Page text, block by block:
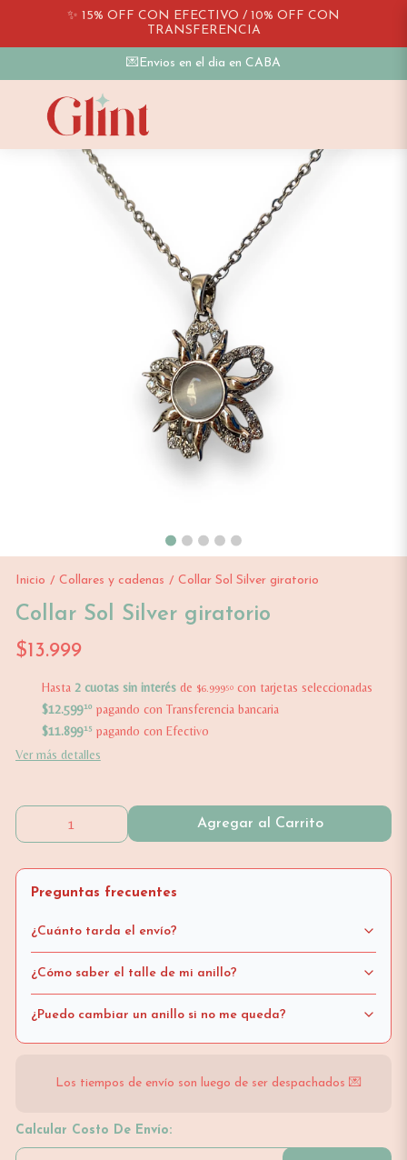
✨ 15% OFF CON EFECTIVO / 10% OFF CON
TRANSFERENCIA
💌Envios en el dia en CABA
Inicio / Collares y cadenas / Collar Sol Silver giratorio
Collar Sol Silver giratorio
$13.999
Hasta 2 cuotas sin interésde $6.99950con tarjetas seleccionadas
$12.59910pagando con Transferencia bancaria
$11.89915 pagando con Efectivo
Ver más detalles
Agregar al Carrito
Preguntas frecuentes
¿Cuánto tarda el envío?
¿Cómo saber el talle de mi anillo?
¿Puedo cambiar un anillo si no me queda?
Los tiempos de envío son luego de ser despachados 💌
Calcular Costo De Envío: